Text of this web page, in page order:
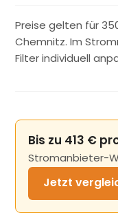
Preise gelten für
Chemnitz. Im
Filter individuell
Bis zu 413 €
Stromanbieter-
Jetzt